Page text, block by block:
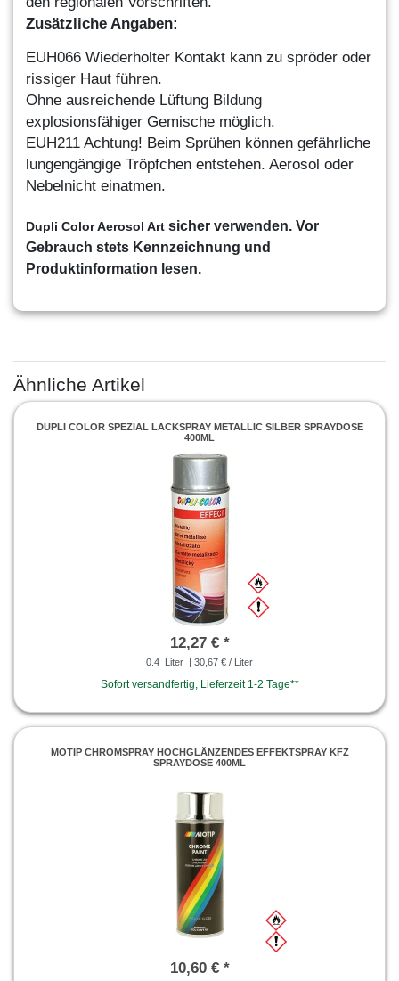
Zusätzliche Angaben:
EUH066 Wiederholter Kontakt kann zu spröder oder
rissiger Haut führen.
Ohne ausreichende Lüftung Bildung
explosionsfähiger Gemische möglich.
EUH211 Achtung! Beim Sprühen können gefährliche
lungengängige Tröpfchen entstehen. Aerosol oder
Nebelnicht einatmen.
Dupli Color Aerosol Art sicher verwenden. Vor
Gebrauch stets Kennzeichnung und
Produktinformation lesen.
Ähnliche Artikel
DUPLI COLOR SPEZIAL LACKSPRAY METALLIC SILBER SPRAYDOSE
400ML
12,27 € *
0.4 Liter | 30,67 € / Liter
Sofort versandfertig, Lieferzeit 1-2 Tage**
MOTIP CHROMSPRAY HOCHGLÄNZENDES EFFEKTSPRAY KFZ
SPRAYDOSE 400ML
10,60 € *